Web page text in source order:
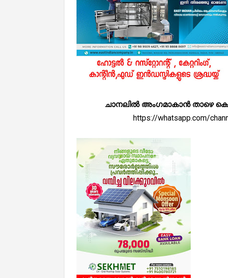
ചാനലിൽ അംഗമാകാൻ താഴെ
https://whatsapp.com/